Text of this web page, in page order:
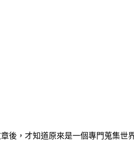
，才知道原來是一個專門蒐集